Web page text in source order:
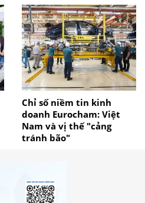
Chỉ số niềm tin kinh
doanh Eurocham: Việt
Nam và vị thế "cảng
tránh bão"